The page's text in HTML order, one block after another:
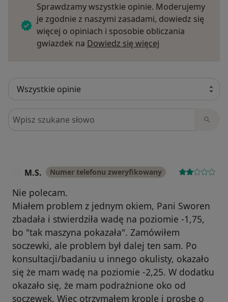
Sprawdzamy wszystkie opinie. Moderujemy
je zgodnie z naszymi zasadami, dowiedz się
więcej o opiniach i sposobie obliczania
gwiazdek na Dowiedz się więcej
Szukaj w opiniach
M.S. Numer telefonu zweryfikowany
Nie polecam.
Miałem problem z jednym okiem, Pani Sworen
zbadała i stwierdziła wadę na poziomie -1,75,
bo "tak maszyna pokazała". Zamówiłem
soczewki, ale problem był dalej ten sam. Po
konsultacji/badaniu u innego okulisty, okazało
się że mam wadę na poziomie -2,25. W dodatku
okazało się, że mam podrażnione oko od
soczewek. Wiec otrzymałem krople i prosbę o